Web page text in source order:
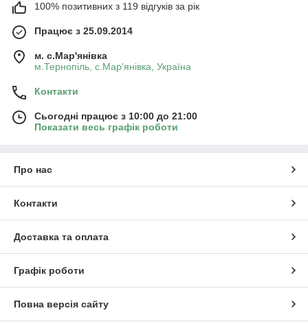
100% позитивних з 119 відгуків за рік
Працює з 25.09.2014
м. с.Мар'янівка
м.Тернопіль, с.Мар'янівка, Україна
Контакти
Сьогодні працює з 10:00 до 21:00
Показати весь графік роботи
Про нас
Контакти
Доставка та оплата
Графік роботи
Повна версія сайту